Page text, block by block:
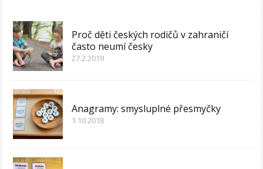
Proč děti českých rodičů v zahraničí
často neumí česky
27.2.2019
Anagramy: smysluplné přesmyčky
1.10.2018